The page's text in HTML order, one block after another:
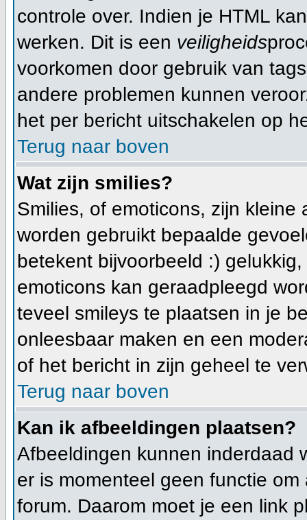
controle over. Indien je HTML
werken. Dit is een veiligheids
voorkomen door gebruik van
andere problemen kunnen
het per bericht uitschakelen op
Terug naar boven
Wat zijn smilies?
Smilies, of emoticons, zijn
worden gebruikt bepaalde
betekent bijvoorbeeld :)
emoticons kan geraadpleegd
teveel smileys te plaatsen in je
onleesbaar maken en een
of het bericht in zijn geheel te
Terug naar boven
Kan ik afbeeldingen plaatsen?
Afbeeldingen kunnen inderdaad
er is momenteel geen functie
forum. Daarom moet je een link